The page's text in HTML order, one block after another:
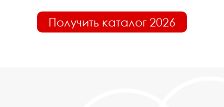
Получить каталог 2026